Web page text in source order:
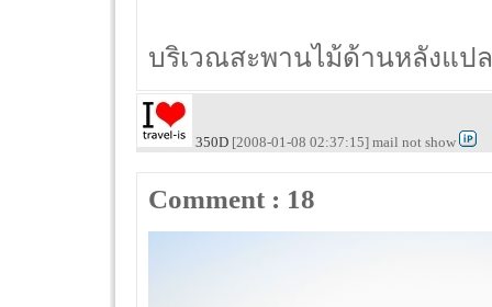
บริเวณสะพานไม้ด้านหลังแป
350D [2008-01-08 02:37:15] mail not show
Comment : 18